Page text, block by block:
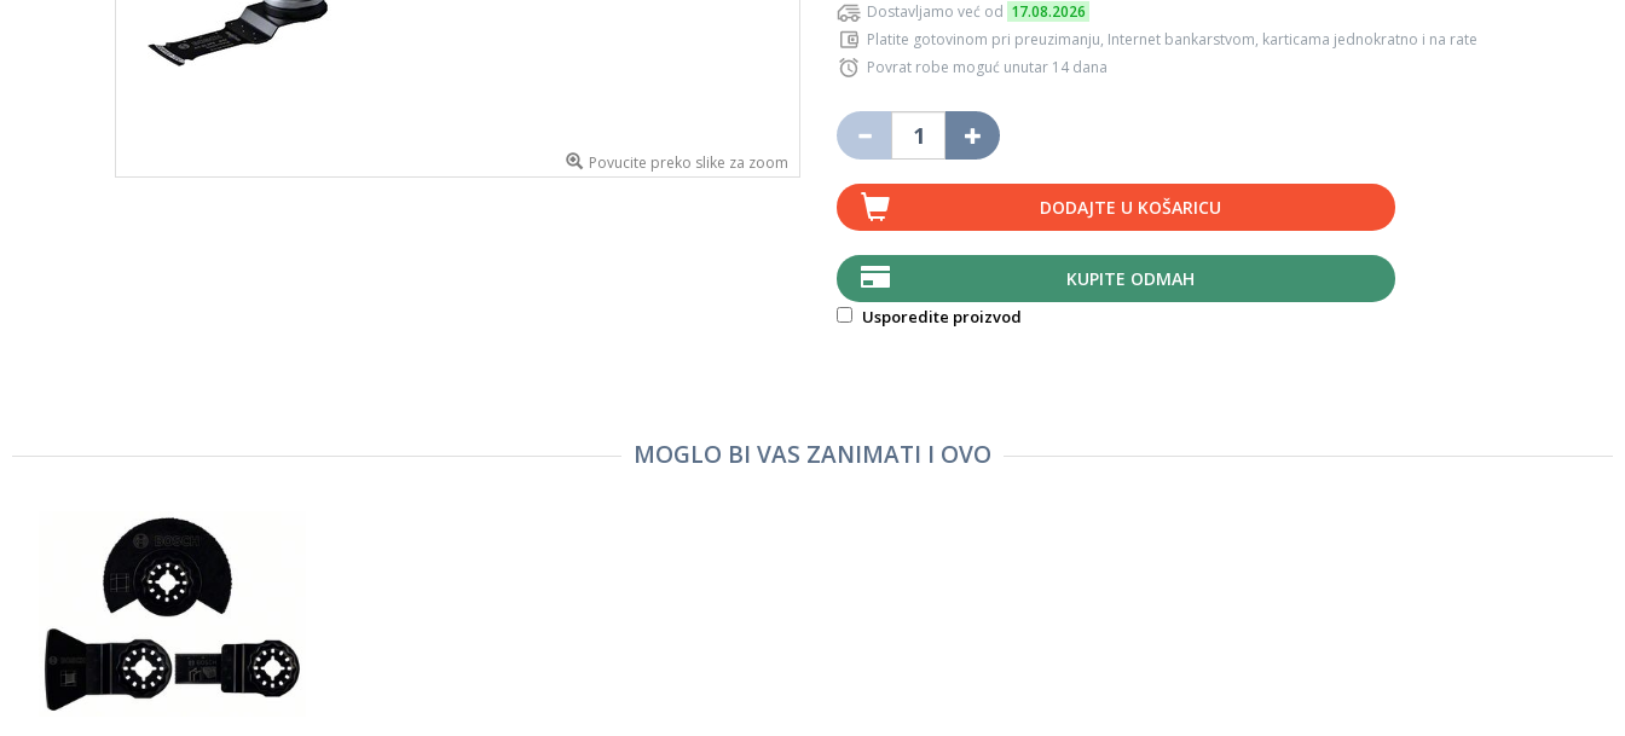
Povucite preko slike za zoom
Dostavljamo već od 17.08.2026
Platite gotovinom pri preuzimanju, Internet bankarstvom, karticama jednokratno i na rate
Povrat robe moguć unutar 14 dana
DODAJTE U KOŠARICU
KUPITE ODMAH
Usporedite proizvod
MOGLO BI VAS ZANIMATI I OVO